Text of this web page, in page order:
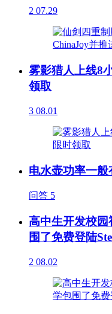
2 07.29
雾影猎人上线8
领取
3 08.01
电水壶功率一般
问答 5
高中生开发校
围了免费登陆
2 08.02